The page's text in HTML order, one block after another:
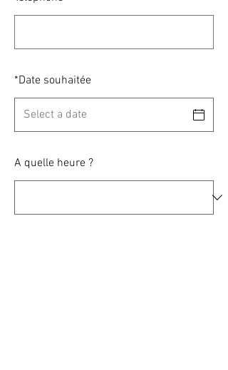
*Date souhaitée
A quelle heure ?